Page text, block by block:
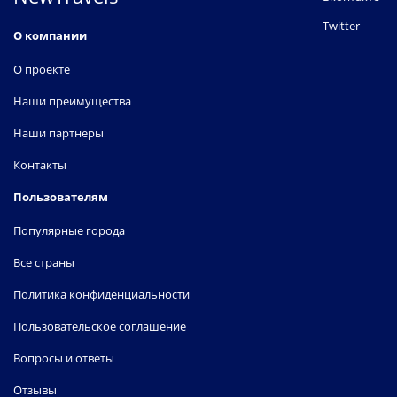
О компании
О проекте
Наши преимущества
Наши партнеры
Контакты
Пользователям
Популярные города
Все страны
Политика конфиденциальности
Пользовательское соглашение
Вопросы и ответы
Отзывы
Twitter